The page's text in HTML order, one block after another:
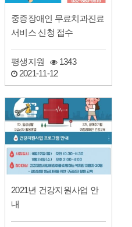
중증장애인 무료치과진료
서비스 신청 접수
평생지원
1343
2021-11-12
2021년 건강지원사업 안
내